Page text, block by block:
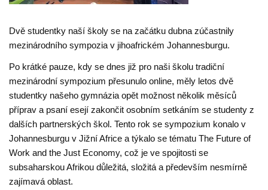
Dvě studentky naší školy se na začátku dubna zúčastnily
mezinárodního sympozia v jihoafrickém Johannesburgu.
Po krátké pauze, kdy se dnes již pro naši školu tradiční
mezinárodní sympozium přesunulo online, měly letos dvě
studentky našeho gymnázia opět možnost několik měsíců
příprav a psaní esejí zakončit osobním setkáním se studenty z
dalších partnerských škol. Tento rok se sympozium konalo v
Johannesburgu v Jižní Africe a týkalo se tématu The Future of
Work and the Just Economy, což je ve spojitosti se
subsaharskou Afrikou důležitá, složitá a především nesmírně
zajímavá oblast.